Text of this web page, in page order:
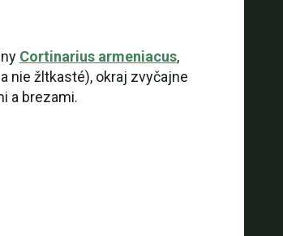
Cortinarius armeniacus,
nie žltkasté), okraj zvyčajne
a brezami.